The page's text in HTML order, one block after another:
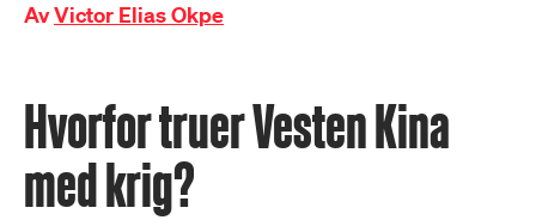
AvVictor Elias Okpe
Hvorfor truer Vesten Kina
med krig?